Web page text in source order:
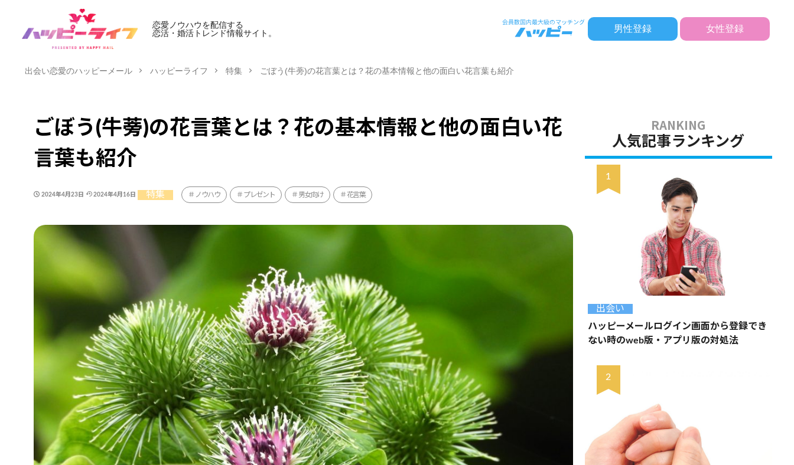
恋愛ノウハウを配信する
恋活・婚活トレンド情報サイト。
男性登録 女性登録
出会い恋愛のハッピーメール ハッピーライフ 特集 ごぼう(牛蒡)の花言葉とは？花の基本情報と他の面白い花言葉も紹介
ごぼう(牛蒡)の花言葉とは？花の基本情報と他の面白い花
言葉も紹介
2024年4月23日 2024年4月16日 特集 ノウハウ プレゼント 男女向け 花言葉
人気記事ランキング
出会い
ハッピーメールログイン画面から登録でき
ない時のweb版・アプリ版の対処法